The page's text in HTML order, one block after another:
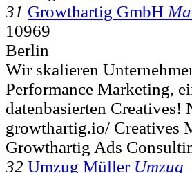
31 Growthartig GmbH
10969
Berlin
Wir skalieren
Performance Marketing,
datenbasierten Creatives!
growthartig.io/ Creatives
Growthartig Ads
32 Umzug Müller Umzug